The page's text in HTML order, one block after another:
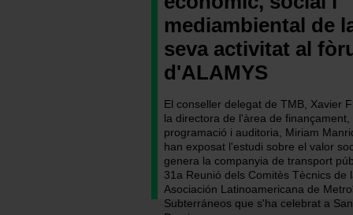
mediambiental de
seva activitat al
d'ALAMYS
El conseller delegat de TMB, Xavier
la directora de l'àrea de finançament,
programació i auditoria, Miriam
han exposat l'estudi sobre el valor
genera la companyia de transport
31a Reunió dels Comitès Tècnics de l
Asociación Latinoamericana de
Subterráneos que s'ha celebrat a